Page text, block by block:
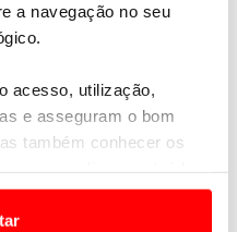
a navegação no seu
acesso, utilização,
e asseguram o bom
também conhecer os
produtos e/ou serviços.